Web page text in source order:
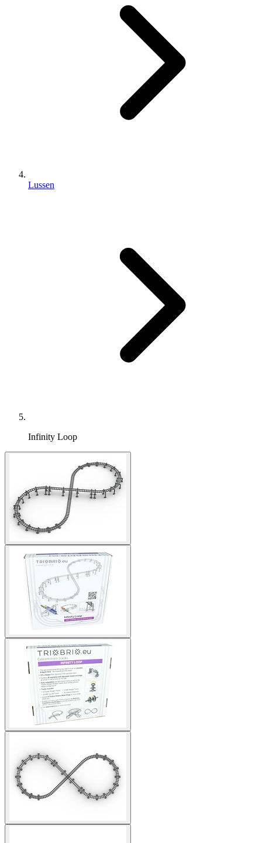
Lussen
Infinity Loop